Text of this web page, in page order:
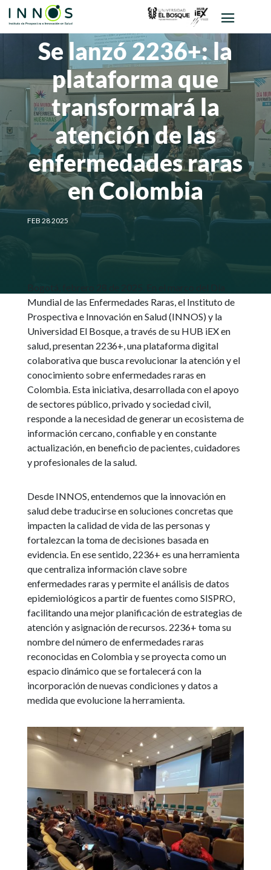
Se lanzó 2236+: la
plataforma que
transformará la
atención de las
enfermedades raras
en Colombia
FEB 28 2025
Mundial de las Enfermedades Raras, el Instituto de
Prospectiva e Innovación en Salud (INNOS) y la
Universidad El Bosque, a través de su HUB iEX en
salud, presentan 2236+, una plataforma digital
colaborativa que busca revolucionar la atención y el
conocimiento sobre enfermedades raras en
Colombia. Esta iniciativa, desarrollada con el apoyo
de sectores público, privado y sociedad civil,
responde a la necesidad de generar un ecosistema de
información cercano, confiable y en constante
actualización, en beneficio de pacientes, cuidadores
y profesionales de la salud.
Desde INNOS, entendemos que la innovación en
salud debe traducirse en soluciones concretas que
impacten la calidad de vida de las personas y
fortalezcan la toma de decisiones basada en
evidencia. En ese sentido, 2236+ es una herramienta
que centraliza información clave sobre
enfermedades raras y permite el análisis de datos
epidemiológicos a partir de fuentes como SISPRO,
facilitando una mejor planificación de estrategias de
atención y asignación de recursos. 2236+ toma su
nombre del número de enfermedades raras
reconocidas en Colombia y se proyecta como un
espacio dinámico que se fortalecerá con la
incorporación de nuevas condiciones y datos a
medida que evolucione la herramienta.